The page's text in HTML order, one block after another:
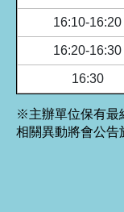
16:10-16:20
16:20-16:30
16:30
※主辦單位保有最
相關異動將會公告